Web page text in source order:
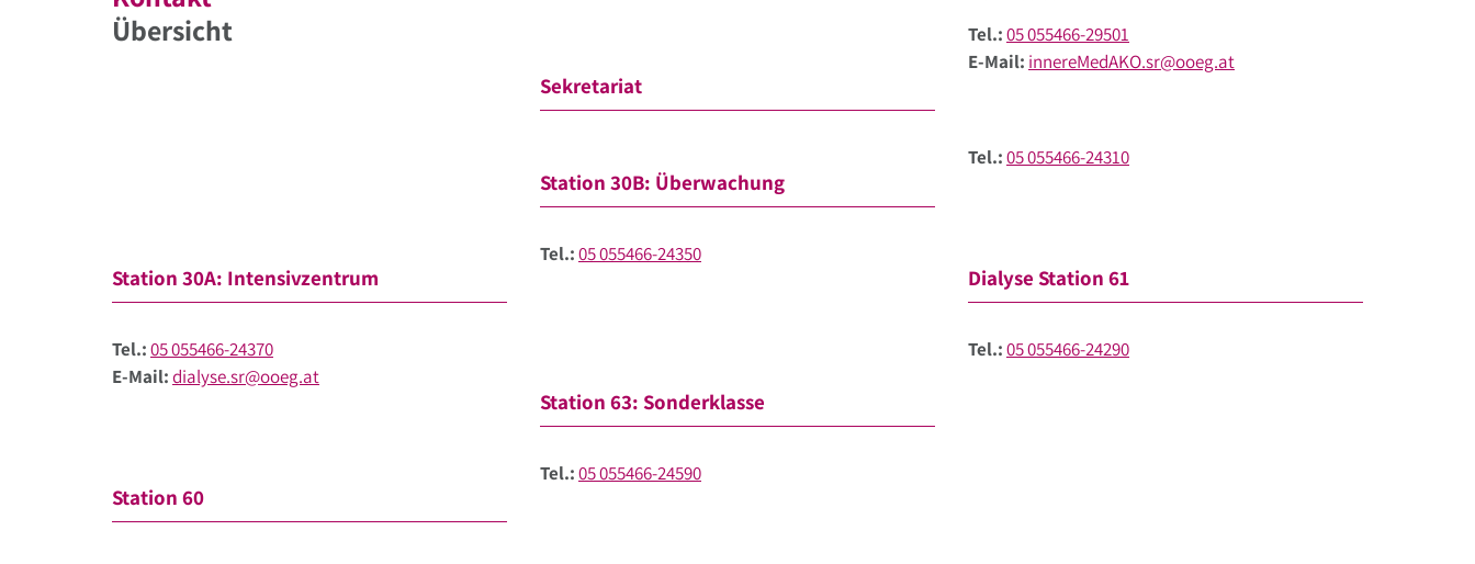
Übersicht
Sekretariat
Tel.:05 055466-29501
E-Mail: innereMedAKO.sr@ooeg.at
Station 30B: Überwachung
Tel.:05 055466-24310
Station 30A: Intensivzentrum
Tel.:05 055466-24350
Dialyse Station 61
Tel.:05 055466-24370
E-Mail:dialyse.sr@ooeg.at
Station 63: Sonderklasse
Tel.:05 055466-24290
Station 60
Tel.:05 055466-24590